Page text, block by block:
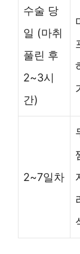
수술 당
일 (마취
풀린 후
2~3시
간)
2~7일차